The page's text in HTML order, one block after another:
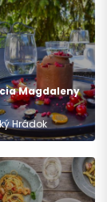
Magdaleny
Hrádok